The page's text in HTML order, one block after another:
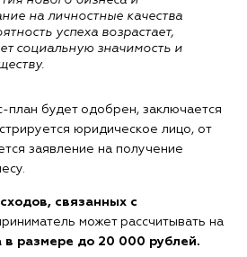
на личностные качества
успеха возрастает,
социальную значимость и
план будет одобрен, заключается
юридическое лицо, от
заявление на получение
связанных с
может рассчитывать на
в размере до 20 000 рублей.